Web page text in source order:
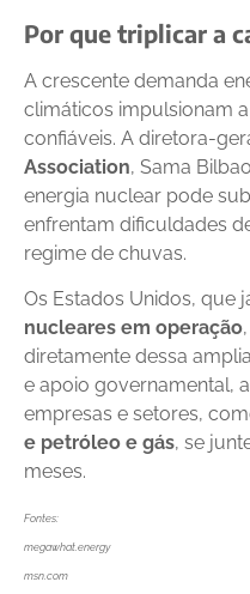
Por que triplicar a
A crescente demanda
climáticos impulsionam
confiáveis. A diretora-
Association, Sama
energia nuclear pode
enfrentam dificuldades
regime de chuvas.
Os Estados Unidos, que
nucleares em operação
diretamente dessa
e apoio governamental,
empresas e setores,
e petróleo e gás, se
meses.
Fontes:
megawhat.energy
msn.com